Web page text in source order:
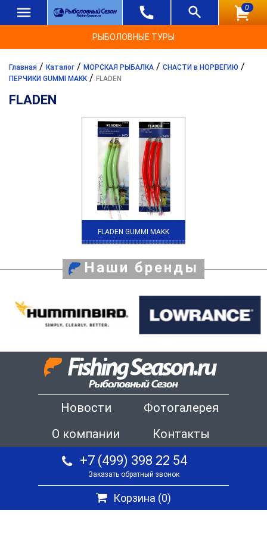
0
РЫБОЛОВНЫЕ ТУРЫ
Главная / Каталог / МОРСКАЯ РЫБАЛКА / СНАСТИ в НОРВЕГИЮ /
ПЕРЧИКИ GUMMI MAKK/ FLADEN
FLADEN
FLADEN GUMMI MAKK
Наши бренды
Новости
Фотогалерея
О компании
Контакты
+7 (499) 398 22 54
Заказать обратный звонок
Корзина (0)